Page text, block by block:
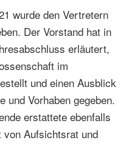
wurde den Vertretern
Der Vorstand hat in
erläutert,
im
und einen Ausblick
und Vorhaben gegeben.
erstattete ebenfalls
von Aufsichtsrat und